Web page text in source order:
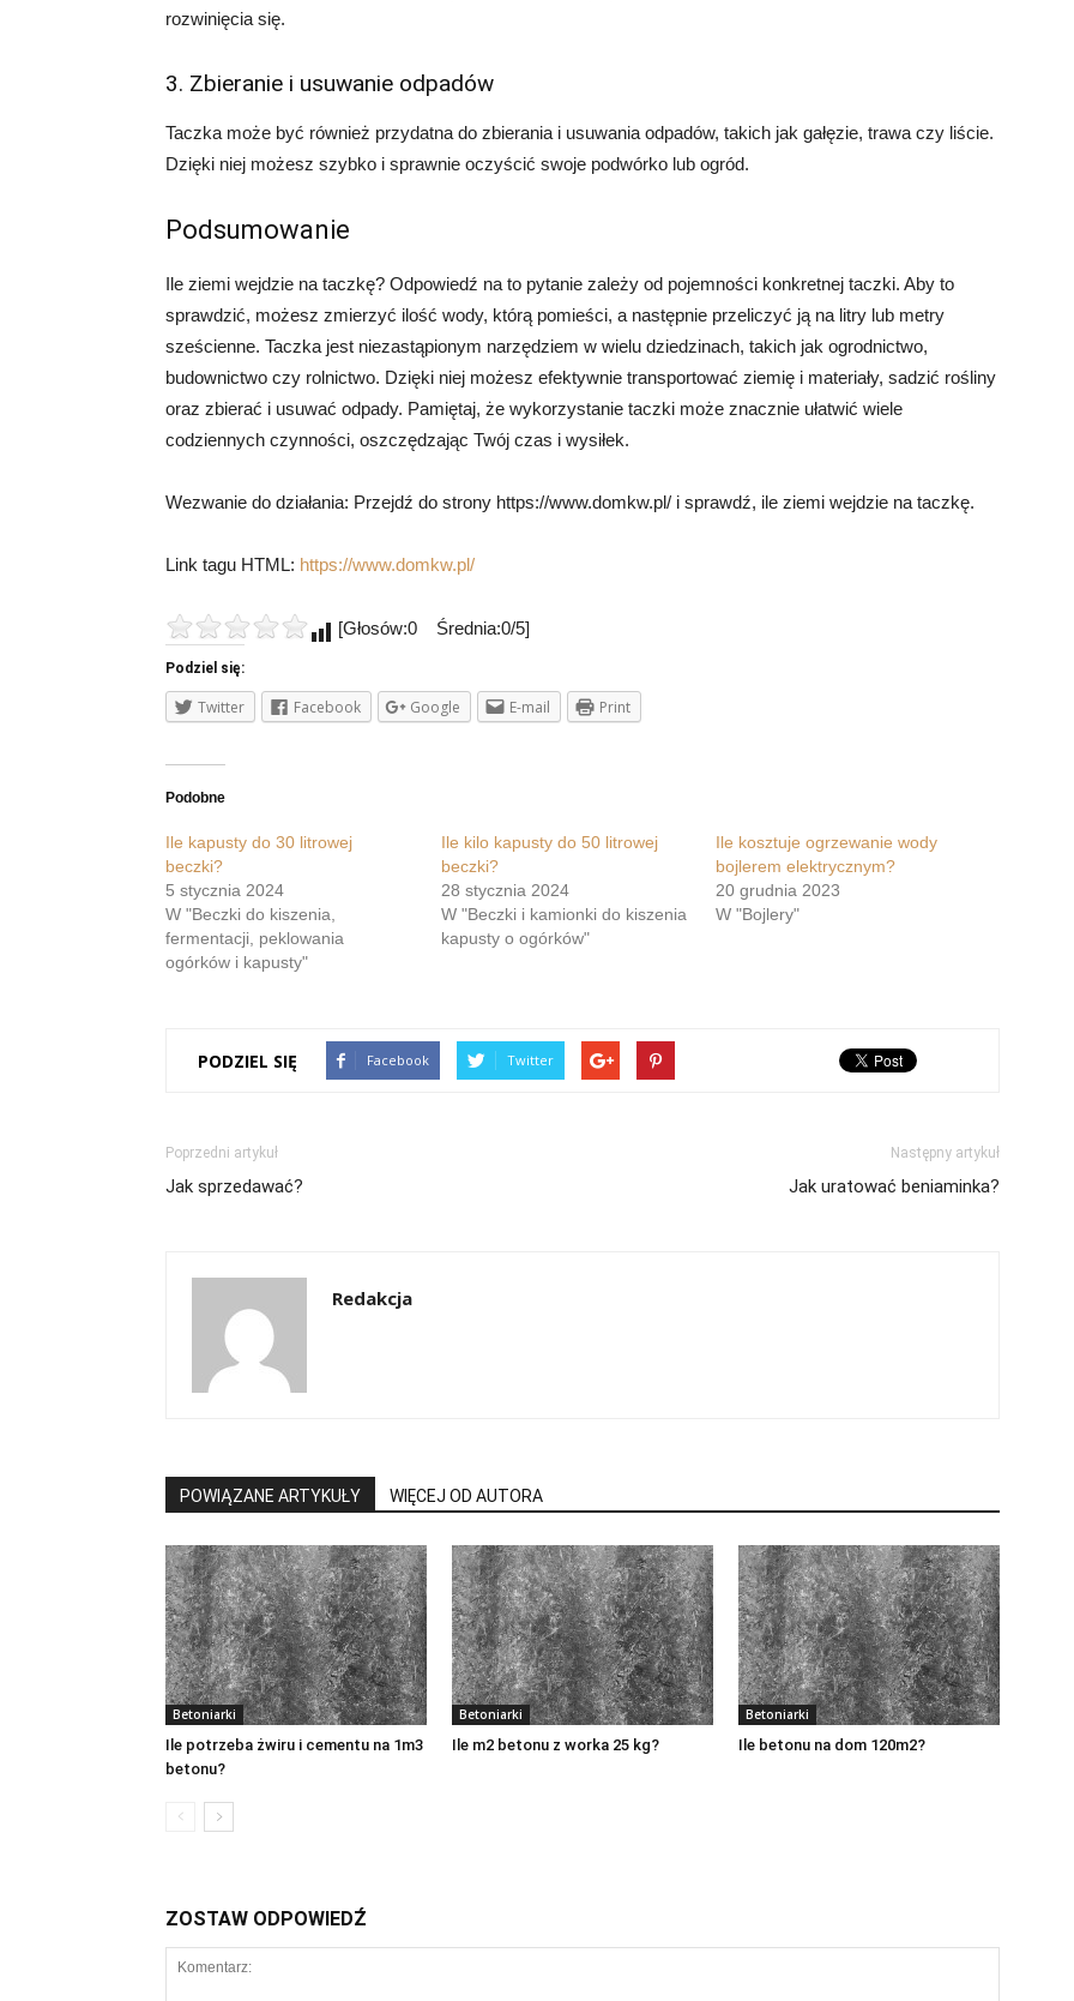
rozwinięcia się.
3. Zbieranie i usuwanie odpadów
Taczka może być również przydatna do zbierania i usuwania odpadów, takich jak gałęzie, trawa czy liście.
Dzięki niej możesz szybko i sprawnie oczyścić swoje podwórko lub ogród.
Podsumowanie
Ile ziemi wejdzie na taczkę? Odpowiedź na to pytanie zależy od pojemności konkretnej taczki. Aby to
sprawdzić, możesz zmierzyć ilość wody, którą pomieści, a następnie przeliczyć ją na litry lub metry
sześcienne. Taczka jest niezastąpionym narzędziem w wielu dziedzinach, takich jak ogrodnictwo,
budownictwo czy rolnictwo. Dzięki niej możesz efektywnie transportować ziemię i materiały, sadzić rośliny
oraz zbierać i usuwać odpady. Pamiętaj, że wykorzystanie taczki może znacznie ułatwić wiele
codziennych czynności, oszczędzając Twój czas i wysiłek.
Wezwanie do działania: Przejdź do strony https://www.domkw.pl/ i sprawdź, ile ziemi wejdzie na taczkę.
Link tagu HTML: https://www.domkw.pl/
[Głosów:0 Średnia:0/5]
Podziel się:
Twitter Facebook Google E-mail Print
Podobne
Ile kapusty do 30 litrowej
beczki?
5 stycznia 2024
W "Beczki do kiszenia,
fermentacji, peklowania
ogórków i kapusty"
Ile kilo kapusty do 50 litrowej
beczki?
28 stycznia 2024
W "Beczki i kamionki do kiszenia
kapusty o ogórków"
Ile kosztuje ogrzewanie wody
bojlerem elektrycznym?
20 grudnia 2023
W "Bojlery"
PODZIEL SIĘ Facebook Twitter
Poprzedni artykuł
Jak sprzedawać?
Następny artykuł
Jak uratować beniaminka?
Redakcja
POWIĄZANE ARTYKUŁY WIĘCEJ OD AUTORA
Betoniarki
Ile potrzeba żwiru i cementu na 1m3
betonu?
Betoniarki
Ile m2 betonu z worka 25 kg?
Betoniarki
Ile betonu na dom 120m2?
ZOSTAW ODPOWIEDŹ